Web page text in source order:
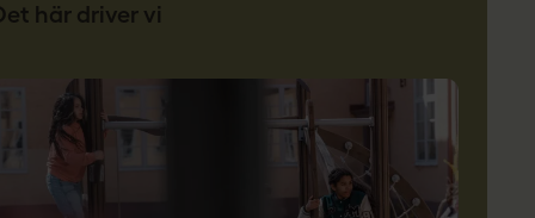
här driver vi